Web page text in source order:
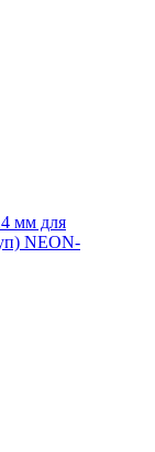
мм для
NEON-